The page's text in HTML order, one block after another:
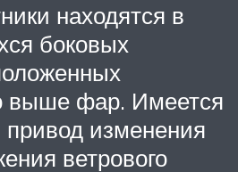
находятся в
боковых
выше фар. Имеется
привод изменения
ветрового